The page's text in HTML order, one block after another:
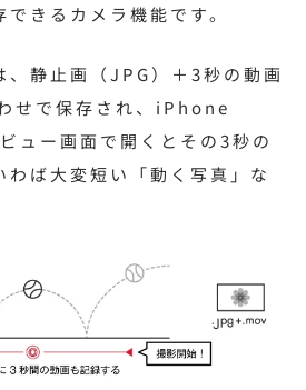
きるカメラ機能です。
、静止画（JPG）＋3秒の動画
せで保存され、iPhone
ュー画面で開くとその3秒の
わば大変短い「動く写真」な